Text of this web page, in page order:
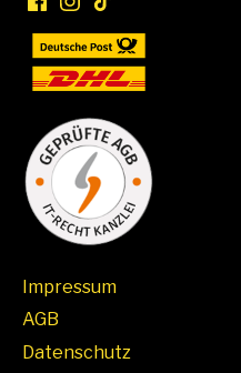
Impressum
AGB
Datenschutz